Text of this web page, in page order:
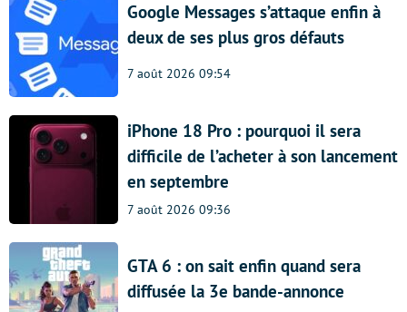
Google Messages s’attaque enfin à
deux de ses plus gros défauts
7 août 2026 09:54
iPhone 18 Pro : pourquoi il sera
difficile de l’acheter à son lancement
en septembre
7 août 2026 09:36
GTA 6 : on sait enfin quand sera
diffusée la 3e bande-annonce